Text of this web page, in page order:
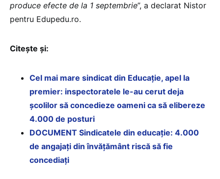
produce efecte de la 1 septembrie”, a declarat Nistor
pentru Edupedu.ro.
Citește și:
Cel mai mare sindicat din Educație, apel la
premier: inspectoratele le-au cerut deja
școlilor să concedieze oameni ca să elibereze
4.000 de posturi
DOCUMENT Sindicatele din educație: 4.000
de angajați din învățământ riscă să fie
concediați